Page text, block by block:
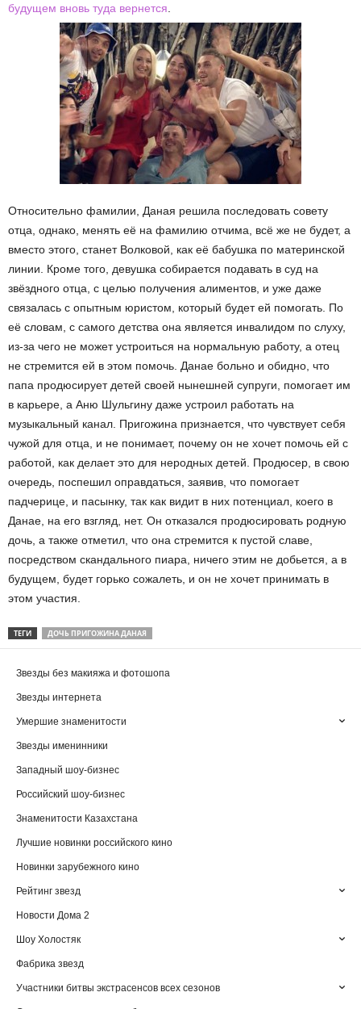
будущем вновь туда вернется
Относительно фамилии, Даная решила последовать совету
отца, однако, менять её на фамилию отчима, всё же не будет, а
вместо этого, станет Волковой, как её бабушка по материнской
линии. Кроме того, девушка собирается подавать в суд на
звёздного отца, с целью получения алиментов, и уже даже
связалась с опытным юристом, который будет ей помогать. По
её словам, с самого детства она является инвалидом по слуху,
из-за чего не может устроиться на нормальную работу, а отец
не стремится ей в этом помочь. Данае больно и обидно, что
папа продюсирует детей своей нынешней супруги, помогает им
в карьере, а Аню Шульгину даже устроил работать на
музыкальный канал. Пригожина признается, что чувствует себя
чужой для отца, и не понимает, почему он не хочет помочь ей с
работой, как делает это для неродных детей. Продюсер, в свою
очередь, поспешил оправдаться, заявив, что помогает
падчерице, и пасынку, так как видит в них потенциал, коего в
Данае, на его взгляд, нет. Он отказался продюсировать родную
дочь, а также отметил, что она стремится к пустой славе,
посредством скандального пиара, ничего этим не добьется, а в
будущем, будет горько сожалеть, и он не хочет принимать в
этом участия.
ТЕГИ ДОЧЬ ПРИГОЖИНА ДАНАЯ
Звезды без макияжа и фотошопа
Звезды интернета
Умершие знаменитости
Звезды именинники
Западный шоу-бизнес
Российский шоу-бизнес
Знаменитости Казахстана
Лучшие новинки российского кино
Новинки зарубежного кино
Рейтинг звезд
Новости Дома 2
Шоу Холостяк
Фабрика звезд
Участники битвы экстрасенсов всех сезонов